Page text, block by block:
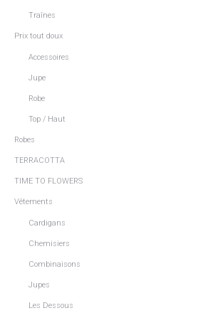
Traînes
Prix tout doux
Accessoires
Jupe
Robe
Top / Haut
Robes
TERRACOTTA
TIME TO FLOWERS
Vêtements
Cardigans
Chemisiers
Combinaisons
Jupes
Les Dessous